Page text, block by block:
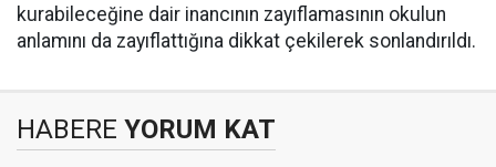
kurabileceğine dair inancının zayıflamasının okulun
anlamını da zayıflattığına dikkat çekilerek sonlandırıldı.
HABERE YORUM KAT